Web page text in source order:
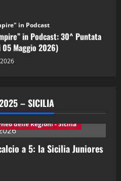
in Podcast: 30^ Puntata
Maggio 2026)
in Podcast: 29^ Puntata
Aprile 2026)
in Podcast
in Podcast: 28^ Puntata
Aprile 2026)
– SICILIA
delle Regioni - Sicilia
a 5: la Sicilia Juniores